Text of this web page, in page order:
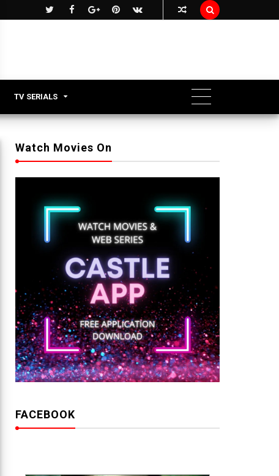

TV SERIALS
Watch Movies On
FACEBOOK